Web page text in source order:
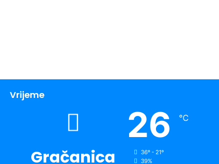
Vrijeme
Gračanica
26 ℃
36º - 21º
39%